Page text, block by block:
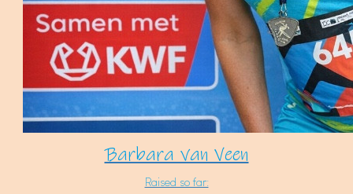
Barbara van Veen
Raised so far: